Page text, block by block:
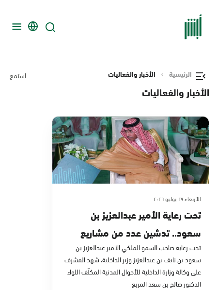
الرئيسية الأخبار والفعاليات استمع
الأخبار والفعاليات
الأربعاء ٢٩ يوليو ٢٠٢٦
تحت رعاية الأمير عبدالعزيز بن
سعود.. تدشين عدد من مشاريع
التحول الرقمي والخدمات الإلكترونية
للأحوال المدنية
تحت رعاية صاحب السمو الملكي الأمير عبدالعزيز بن
سعود بن نايف بن عبدالعزيز وزير الداخلية، شهد المشرف
على وكالة وزارة الداخلية للأحوال المدنية المكلّف اللواء
الدكتور صالح بن سعد المربع